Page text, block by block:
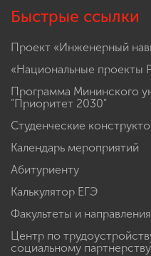
Быстрые ссылки
Проект «Инженерный
«Национальные проекты
Программа Мининского
"Приоритет 2030"
Студенческие
Календарь мероприятий
Абитуриенту
Калькулятор ЕГЭ
Факультеты и направления
Центр по
социальному партнерству